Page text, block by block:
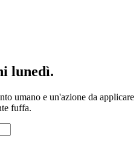
lunedì.
umano e un'azione da applicare
fuffa.